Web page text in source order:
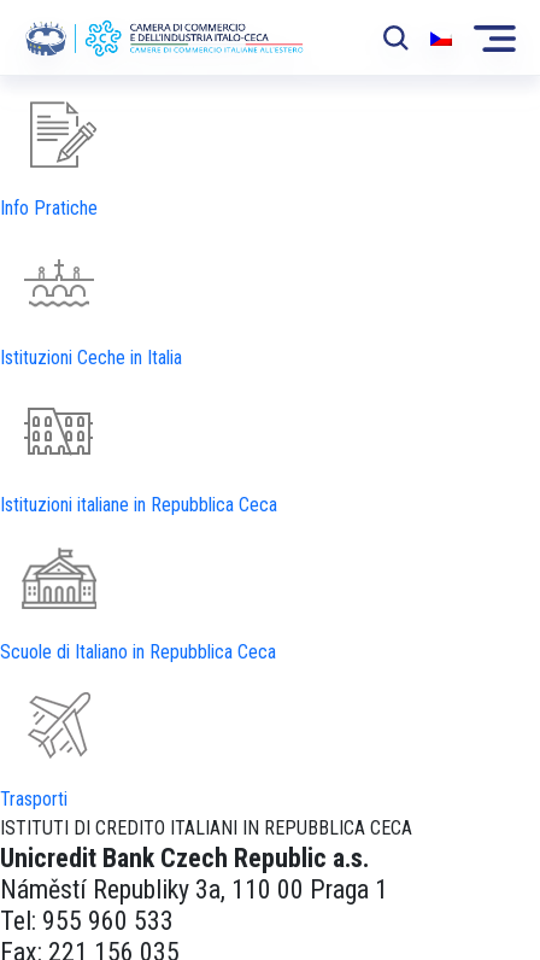
La Camera
News
Sviluppo Mercato
Progetti
Area riservata
Info Pratiche
Istituzioni Ceche in Italia
Istituzioni italiane in Repubblica Ceca
Scuole di Italiano in Repubblica Ceca
Trasporti
ISTITUTI DI CREDITO ITALIANI IN REPUBBLICA CECA
Unicredit Bank Czech Republic a.s.
Náměstí Republiky 3a, 110 00 Praga 1
Tel: 955 960 533
Fax: 221 156 035